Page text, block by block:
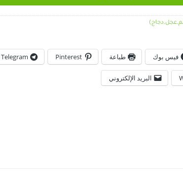
فيس بوك طباعة Pinterest
Telegram
البريد الإلكتروني